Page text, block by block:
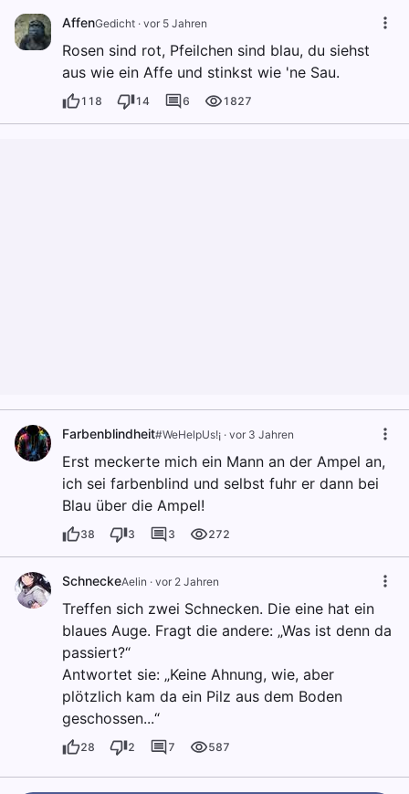
AffenGedicht · vor 5 Jahren
Rosen sind rot, Pfeilchen sind blau, du siehst
aus wie ein Affe und stinkst wie 'ne Sau.
118 14 6 1827
Farbenblindheit#WeHelpUs!¡ · vor 3 Jahren
Erst meckerte mich ein Mann an der Ampel an,
ich sei farbenblind und selbst fuhr er dann bei
Blau über die Ampel!
38 3 3 272
SchneckeAelin · vor 2 Jahren
Treffen sich zwei Schnecken. Die eine hat ein
blaues Auge. Fragt die andere: „Was ist denn da
passiert?“
Antwortet sie: „Keine Ahnung, wie, aber
plötzlich kam da ein Pilz aus dem Boden
geschossen...“
28 2 7 587